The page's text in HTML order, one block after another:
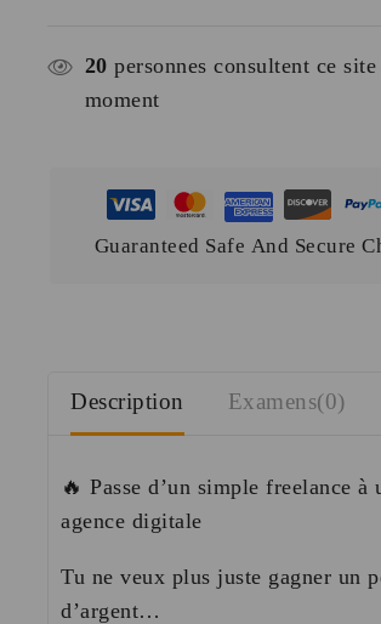
20 personnes consultent ce site
moment
Guaranteed Safe And Secure
Description Examens(0)
🔥 Passe d’un simple freelance à
agence digitale
Tu ne veux plus juste gagner un
d’argent…